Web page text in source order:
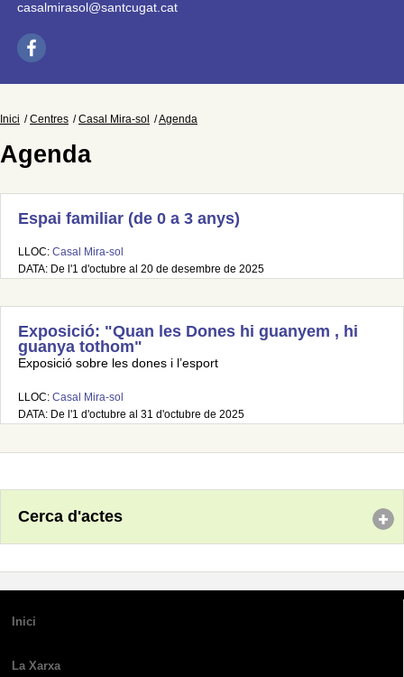
casalmirasol@santcugat.cat
Inici Centres Casal Mira-sol Agenda
Agenda
Espai familiar (de 0 a 3 anys)
LLOC: Casal Mira-sol
DATA: De l'1 d'octubre al 20 de desembre de 2025
Exposició: "Quan les Dones hi guanyem , hi
guanya tothom"
Exposició sobre les dones i l’esport
LLOC: Casal Mira-sol
DATA: De l'1 d'octubre al 31 d'octubre de 2025
Cerca d'actes
Inici
La Xarxa